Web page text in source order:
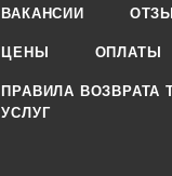
ВАКАНСИИ
ЦЕНЫ ОПЛАТЫ
ПРАВИЛА ВОЗВРАТА
УСЛУГ